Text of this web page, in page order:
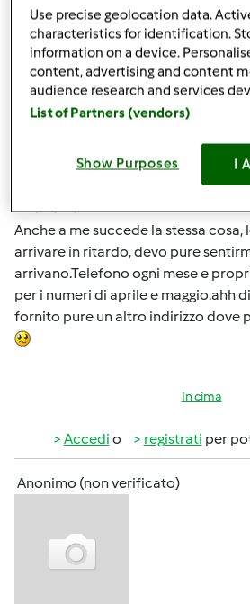
Accedio registratiper
Anonimo (non verificato)
Mer, 05/02/2012 - 18:48
Anche a me succede la stessa
arrivare in ritardo, devo pure
arrivano.Telefono ogni mese e
per i numeri di aprile e maggio.ahh
fornito pure un altro indirizzo dove
In cima
Accedi o registrati per
Anonimo (non verificato)
Use precise geolocation data.
characteristics for identification.
information on a device.
content, advertising and content
audience research and services
List of Partners (vendors)
Show Purposes I